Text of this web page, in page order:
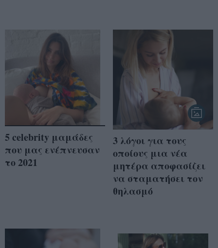
5 celebrity μαμάδες
που μας ενέπνευσαν
το 2021
3 λόγοι για τους
οποίους μια νέα
μητέρα αποφασίζει
να σταματήσει τον
θηλασμό